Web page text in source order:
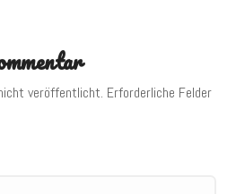
veröffentlicht. Erforderliche Felder